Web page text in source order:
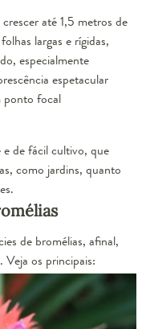
até 1,5 metros de
largas e rígidas,
especialmente
espetacular
ponto focal
de fácil cultivo, que
como jardins, quanto
de bromélias, afinal,
Veja os principais: